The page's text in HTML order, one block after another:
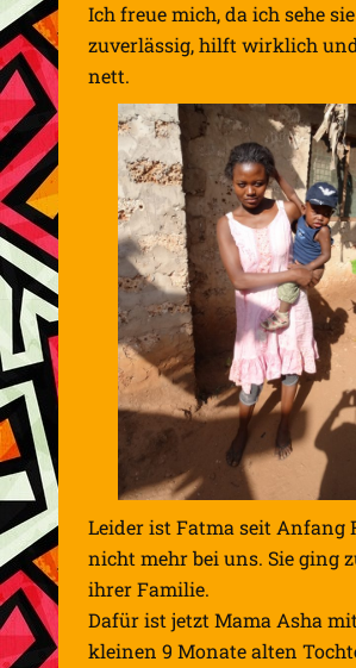
Ich freue mich, da ich sehe
zuverlässig, hilft wirklich
nett.
Leider ist Fatma seit Anfang
nicht mehr bei uns. Sie ging
ihrer Familie.
Dafür ist jetzt Mama Asha
kleinen 9 Monate alten